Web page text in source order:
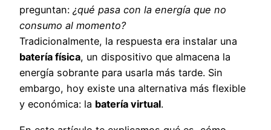
preguntan: ¿qué pasa con la energía que no
consumo al momento?
Tradicionalmente, la respuesta era instalar una
batería física, un dispositivo que almacena la
energía sobrante para usarla más tarde. Sin
embargo, hoy existe una alternativa más flexible
y económica: la batería virtual.